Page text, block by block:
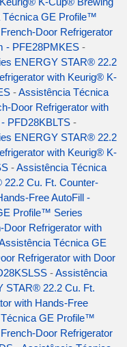
Técnica GE Profile™
Door Refrigerator
- PFE28PMKES -
ENERGY STAR® 22.2
with Keurig® K-
-Assistência Técnica
Door Refrigerator with
PFD28KBLTS -
ENERGY STAR® 22.2
with Keurig® K-
-Assistência Técnica
Cu. Ft. Counter-
Free AutoFill -
Profile™ Series
Refrigerator with
Técnica GE
Refrigerator with Door
-Assistência
STAR® 22.2 Cu. Ft.
with Hands-Free
GE Profile™
Door Refrigerator